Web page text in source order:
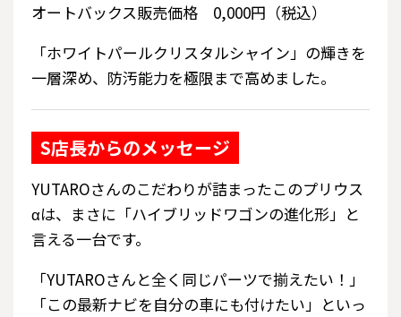
オートバックス販売価格 0,000円（税込）
「ホワイトパールクリスタルシャイン」の輝きを
一層深め、防汚能力を極限まで高めました。
S店長からのメッセージ
YUTAROさんのこだわりが詰まったこのプリウス
αは、まさに「ハイブリッドワゴンの進化形」と
言える一台です。
「YUTAROさんと全く同じパーツで揃えたい！」
「この最新ナビを自分の車にも付けたい」といっ